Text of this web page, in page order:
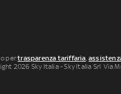
o pertrasparenza tariffaria,
2026 Sky Italia - Sky Italia Srl Via